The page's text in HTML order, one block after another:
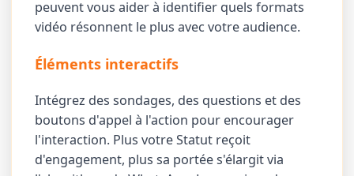
peuvent vous aider à identifier quels formats
vidéo résonnent le plus avec votre audience.
Éléments interactifs
Intégrez des sondages, des questions et des
boutons d'appel à l'action pour encourager
l'interaction. Plus votre Statut reçoit
d'engagement, plus sa portée s'élargit via